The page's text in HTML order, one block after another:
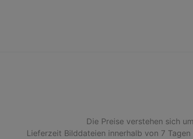
Die Preise verstehen sich
Lieferzeit Bilddateien innerhalb von 7